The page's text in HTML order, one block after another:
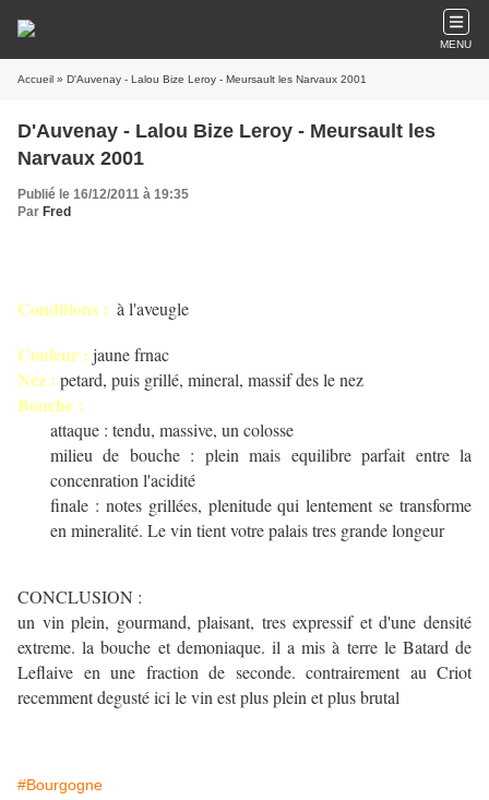
MENU
Accueil » D'Auvenay - Lalou Bize Leroy - Meursault les Narvaux 2001
D'Auvenay - Lalou Bize Leroy - Meursault les
Narvaux 2001
Publié le 16/12/2011 à 19:35
Par Fred
Conditions : à l'aveugle
Couleur : jaune frnac
Nez : petard, puis grillé, mineral, massif des le nez
Bouche :
attaque : tendu, massive, un colosse
milieu de bouche : plein mais equilibre parfait entre la
concenration l'acidité
finale : notes grillées, plenitude qui lentement se transforme
en mineralité. Le vin tient votre palais tres grande longeur
CONCLUSION :
un vin plein, gourmand, plaisant, tres expressif et d'une densité
extreme. la bouche et demoniaque. il a mis à terre le Batard de
Leflaive en une fraction de seconde. contrairement au Criot
recemment degusté ici le vin est plus plein et plus brutal
#Bourgogne